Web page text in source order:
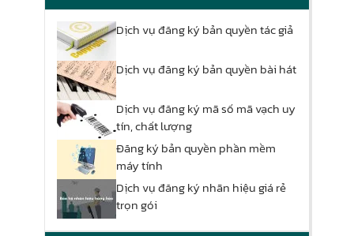
Dịch vụ đăng ký bản quyền tác giả
Dịch vụ đăng ký bản quyền bài hát
Dịch vụ đăng ký mã số mã vạch uy
tín, chất lượng
Đăng ký bản quyền phần mềm
máy tính
Dịch vụ đăng ký nhãn hiệu giá rẻ
trọn gói